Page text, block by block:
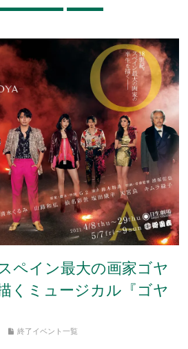
ペイン最大の画家ゴヤ
くミュージカル『ゴヤ
終了イベント一覧